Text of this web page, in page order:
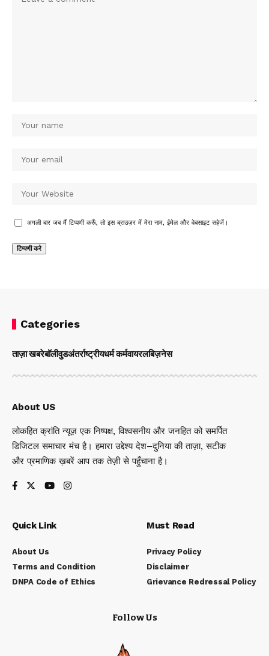
अगली बार जब मैं टिप्पणी करूँ, तो इस ब्राउज़र में मेरा नाम, ईमेल और वेबसाइट सहेजें।
Categories
ताज़ा खबरेबॉलीवुडअंतर्राष्ट्रीयधर्म कर्मवायरलबिज़नेस
About US
लोकहित क्रांति न्यूज़ एक निष्पक्ष, विश्वसनीय और जनहित को समर्पित
डिजिटल समाचार मंच है। हमारा उद्देश्य देश–दुनिया की ताज़ा, सटीक
और प्रमाणिक ख़बरें आप तक तेज़ी से पहुँचाना है।
Quick Link
About Us
Terms and Condition
DNPA Code of Ethics
Must Read
Privacy Policy
Disclaimer
Grievance Redressal Policy
Follow Us